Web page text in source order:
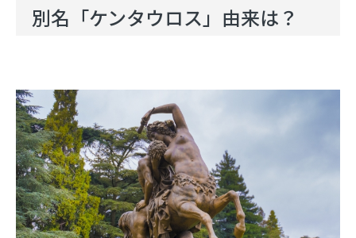
別名「ケンタウロス」由来は？